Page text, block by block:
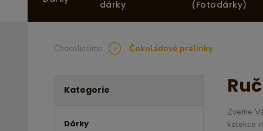
dárky
(Fotodárky)
Chocolissimo Čokoládové pralinky
Kategorie
Dárky
Zveme
kolekce